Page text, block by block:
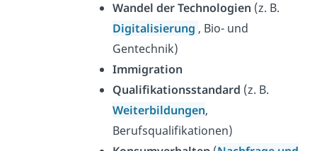
Wandel der Technologien (z. B.
Digitalisierung , Bio- und
Gentechnik)
Immigration
Qualifikationsstandard (z. B.
Weiterbildungen,
Berufsqualifikationen)